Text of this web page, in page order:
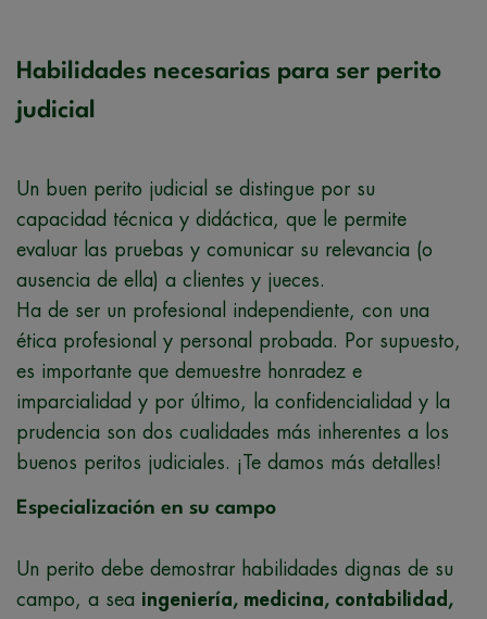
Habilidades necesarias para ser perito
judicial
Un buen perito judicial se distingue por su
capacidad técnica y didáctica, que le permite
evaluar las pruebas y comunicar su relevancia (o
ausencia de ella) a clientes y jueces.
Ha de ser un profesional independiente, con una
ética profesional y personal probada. Por supuesto,
es importante que demuestre honradez e
imparcialidad y por último, la confidencialidad y la
prudencia son dos cualidades más inherentes a los
buenos peritos judiciales. ¡Te damos más detalles!
Especialización en su campo
Un perito debe demostrar habilidades dignas de su
campo, a sea ingeniería, medicina, contabilidad,